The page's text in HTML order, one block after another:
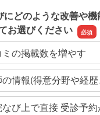
にどのような改善や
お選びください
ミの掲載数を増やす
の情報(得意分野や経
び上で直接 受診予約